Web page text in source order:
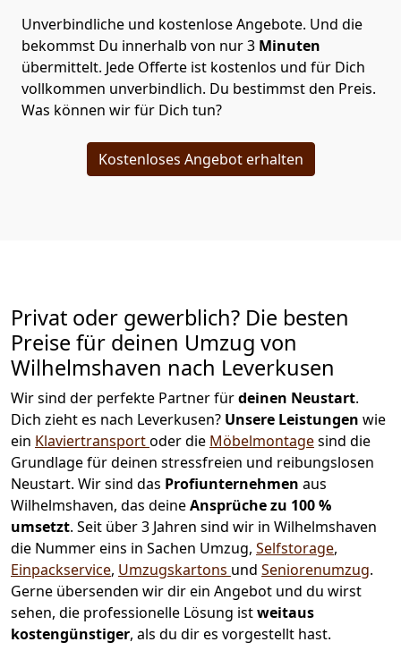
Unverbindliche und kostenlose Angebote. Und die
bekommst Du innerhalb von nur3 Minuten
übermittelt. Jede Offerte ist kostenlos und für Dich
vollkommen unverbindlich. Du bestimmst den Preis.
Was können wir für Dich tun?
Kostenloses Angebot erhalten
Privat oder gewerblich? Die besten
Preise für deinen Umzug von
Wilhelmshaven nach Leverkusen
Wir sind der perfekte Partner fürdeinen Neustart.
Dich zieht es nach Leverkusen? Unsere Leistungen wie
ein Klaviertransportoder die Möbelmontagesind die
Grundlage für deinen stressfreien und reibungslosen
Neustart. Wir sind das Profiunternehmen aus
Wilhelmshaven, das deineAnsprüche zu 100 %
umsetzt. Seit über 3 Jahren sind wir in Wilhelmshaven
die Nummer eins in Sachen Umzug, Selfstorage,
Einpackservice, Umzugskartons und Seniorenumzug.
Gerne übersenden wir dir ein Angebot und du wirst
sehen, die professionelle Lösung istweitaus
kostengünstiger, als du dir es vorgestellt hast.